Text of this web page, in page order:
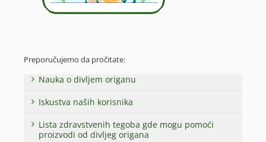
Preporučujemo da pročitate:
Nauka o divljem origanu
Iskustva naših korisnika
Lista zdravstvenih tegoba gde mogu pomoći
proizvodi od divljeg origana